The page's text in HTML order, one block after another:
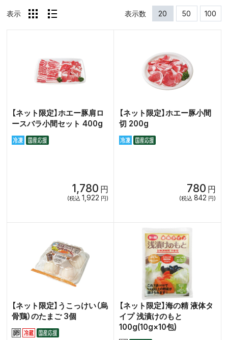
表示 表示数 20 50 100
【ネット限定】ホエー豚肩ロ
ースバラ小間セット 400g
1,780 円
(税込 1,922 円)
【ネット限定】ホエー豚小間
切 200g
780 円
(税込 842 円)
【ネット限定】うこっけい（烏
骨鶏）のたまご 3個
【ネット限定】海の精 液体タ
イプ 浅漬けのもと
100g(10g×10包)